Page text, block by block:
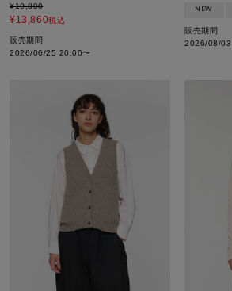
¥19,800
¥13,860税込
販売期間
2026/06/25 20:00〜
NEW
販売期間
2026/08/